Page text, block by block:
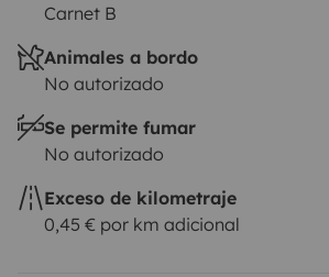
✈️ Acceso
• 15 min aeropuerto Bordeaux
• 25 min estación
• Transfer disponible
Carnet B
Animales a bordo
No autorizado
Se permite fumar
No autorizado
Exceso de kilometraje
0,45 € por km adicional